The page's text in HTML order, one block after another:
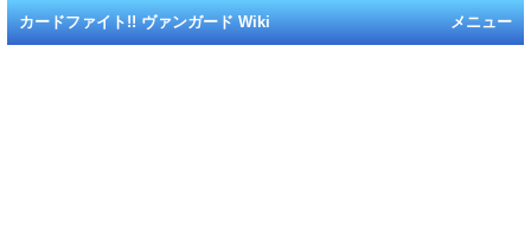
メニュー
カードファイト!! ヴァンガード Wiki